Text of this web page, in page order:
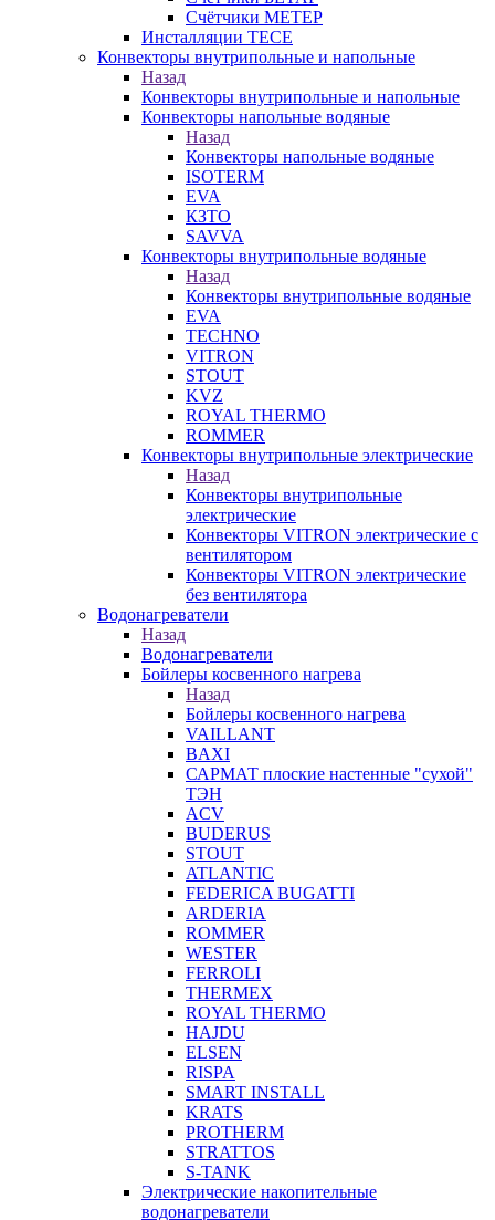
Счётчики МЕТЕР
Инсталляции TECE
Конвекторы внутрипольные и напольные
Назад
Конвекторы внутрипольные и напольные
Конвекторы напольные водяные
Назад
Конвекторы напольные водяные
ISOTERM
EVA
КЗТО
SAVVA
Конвекторы внутрипольные водяные
Назад
Конвекторы внутрипольные водяные
EVA
TECHNO
VITRON
STOUT
KVZ
ROYAL THERMO
ROMMER
Конвекторы внутрипольные электрические
Назад
Конвекторы внутрипольные
электрические
Конвекторы VITRON электрические с
вентилятором
Конвекторы VITRON электрические
без вентилятора
Водонагреватели
Назад
Водонагреватели
Бойлеры косвенного нагрева
Назад
Бойлеры косвенного нагрева
VAILLANT
BAXI
САРМАТ плоские настенные "сухой"
ТЭН
ACV
BUDERUS
STOUT
ATLANTIC
FEDERICA BUGATTI
ARDERIA
ROMMER
WESTER
FERROLI
THERMEX
ROYAL THERMO
HAJDU
ELSEN
RISPA
SMART INSTALL
KRATS
PROTHERM
STRATTOS
S-TANK
Электрические накопительные
водонагреватели